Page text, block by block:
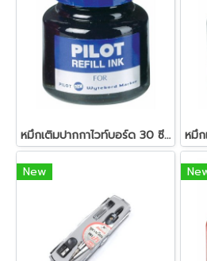
หมึกเติมปากกาไวท์บอร์ด 30 ซีซี. สีน้ำเงิน ไพล็อต
New